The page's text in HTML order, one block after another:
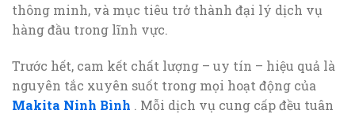
thông minh, và mục tiêu trở thành đại lý dịch vụ
hàng đầu trong lĩnh vực.
Trước hết, cam kết chất lượng – uy tín – hiệu quả là
nguyên tắc xuyên suốt trong mọi hoạt động của
Makita Ninh Bình . Mỗi dịch vụ cung cấp đều tuân